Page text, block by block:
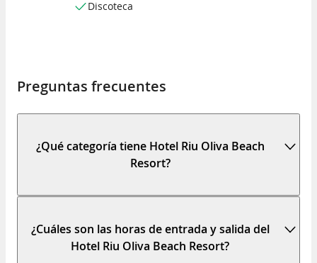
Discoteca
Preguntas frecuentes
¿Qué categoría tiene Hotel Riu Oliva Beach
Resort?
¿Cuáles son las horas de entrada y salida del
Hotel Riu Oliva Beach Resort?